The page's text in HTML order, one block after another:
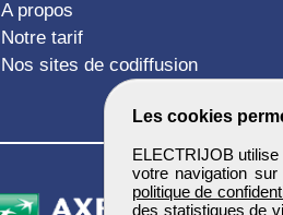
Les cookies
ELECTRIJOB
votre navigation
politique de
des statistiques de
A propos
Notre tarif
Nos sites de codiffusion